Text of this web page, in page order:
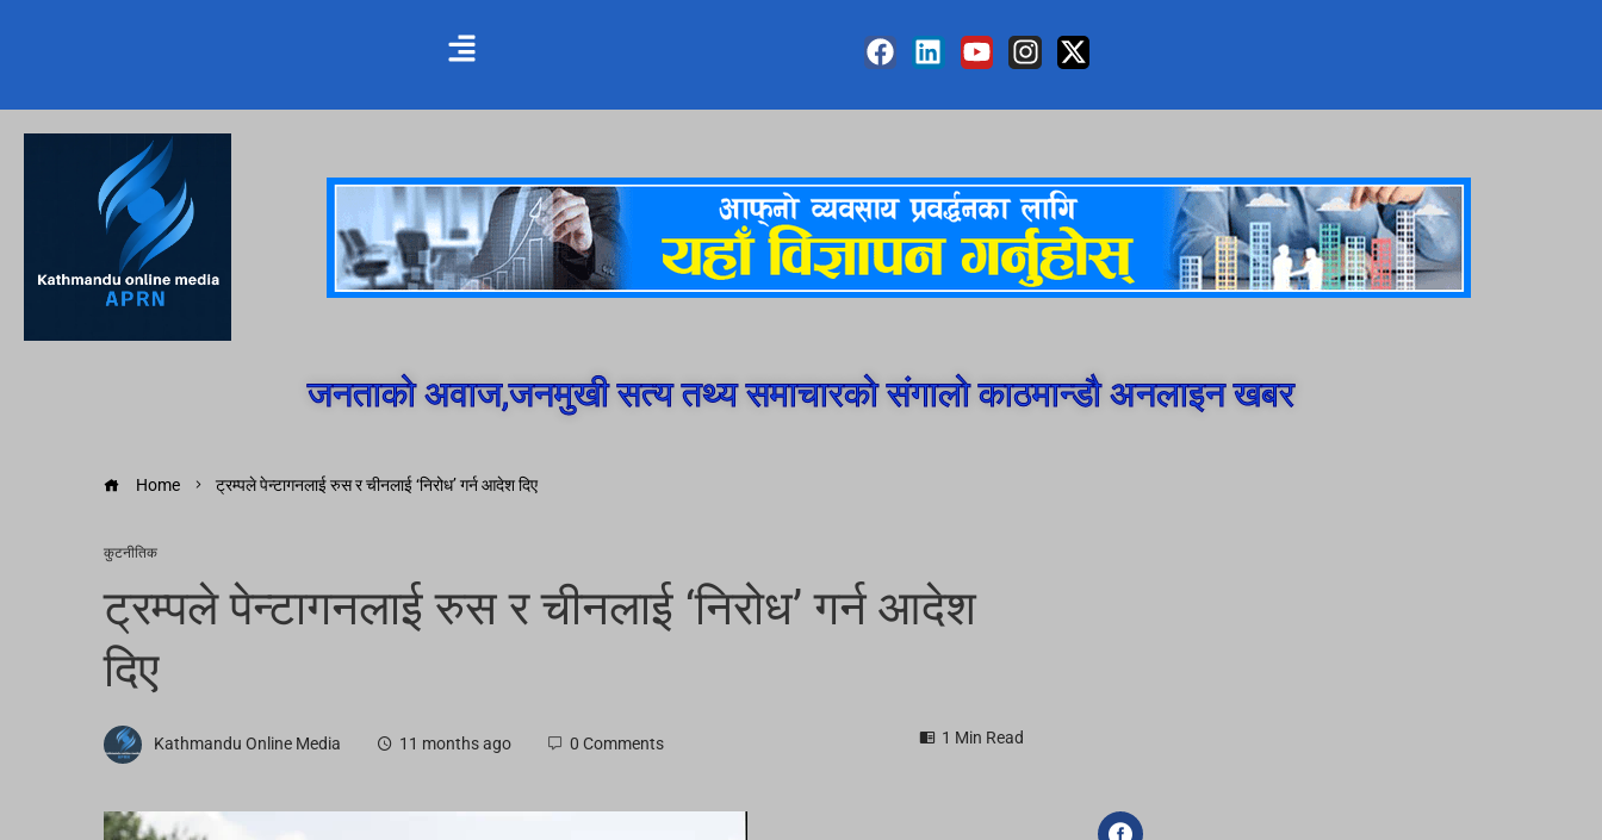
जनताको अवाज,जनमुखी सत्य तथ्य समाचारको संगालो काठमान्डौ अनलाइन खबर
Home ट्रम्पले पेन्टागनलाई रुस र चीनलाई ‘निरोध’ गर्न आदेश दिए
कुटनीतिक
ट्रम्पले पेन्टागनलाई रुस र चीनलाई ‘निरोध’ गर्न आदेश
दिए
Kathmandu Online Media 11 months ago 0 Comments 1 Min Read